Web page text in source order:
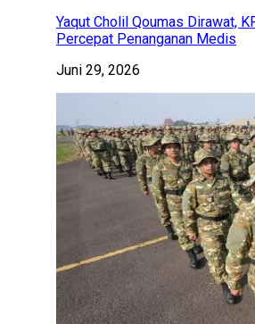
Yaqut Cholil Qoumas Dirawat,
Percepat Penanganan Medis
Juni 29, 2026